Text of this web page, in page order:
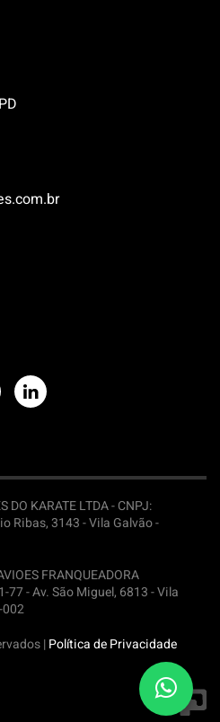
.br
DO KARATE LTDA -CNPJ:
Ribas, 3143 - Vila Galvão -
FRANQUEADORA
- Av. São Miguel, 6813 - Vila
002
|Política de Privacidade